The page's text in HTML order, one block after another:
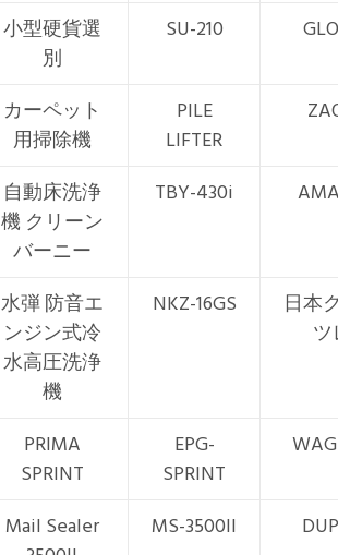
小型硬貨選
別
SU-210
カーペット
用掃除機
PILE
LIFTER
自動床洗浄
機 クリーン
バーニー
TBY-430i
水弾 防音エ
ンジン式冷
水高圧洗浄
機
NKZ-16GS
日本
PRIMA
SPRINT
EPG-
SPRINT
Mail Sealer
MS-3500II